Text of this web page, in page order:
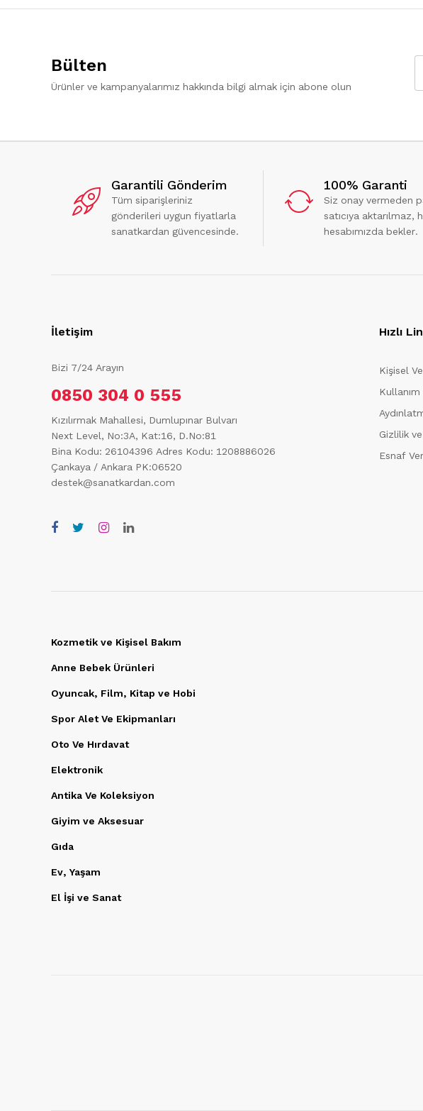
Bülten
Ürünler ve kampanyalarımız hakkında bilgi almak için abone olun
Garantili Gönderim
Tüm siparişleriniz
gönderileri uygun fiyatlarla
sanatkardan güvencesinde.
100% Garanti
Siz onay vermeden
satıcıya aktarılmaz,
hesabımızda bekler.
İletişim
Bizi 7/24 Arayın
0850 304 0 555
Kızılırmak Mahallesi, Dumlupınar Bulvarı
Next Level, No:3A, Kat:16, D.No:81
Bina Kodu: 26104396 Adres Kodu: 1208886026
Çankaya / Ankara PK:06520
destek@sanatkardan.com
Hızlı
Kişisel
Kullanım
Gizlilik
Esnaf
Kozmetik ve Kişisel Bakım
Anne Bebek Ürünleri
Oyuncak, Film, Kitap ve Hobi
Spor Alet Ve Ekipmanları
Oto Ve Hırdavat
Elektronik
Antika Ve Koleksiyon
Giyim ve Aksesuar
Gıda
Ev, Yaşam
El İşi ve Sanat